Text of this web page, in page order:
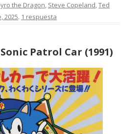
the Dragon, Steve Copeland,Ted
2025. 1 respuesta
Patrol Car (1991)